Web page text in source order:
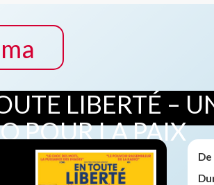
LIBERTÉ –
POUR LA PAIX
De